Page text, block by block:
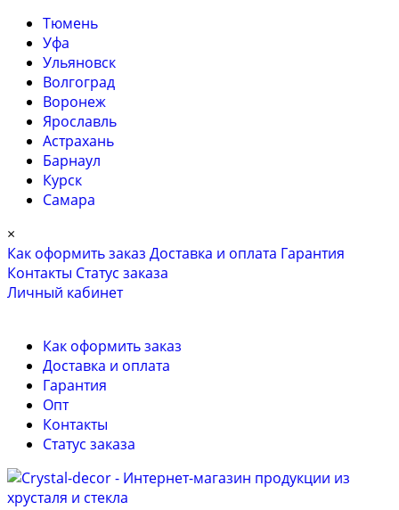
Тюмень
Уфа
Ульяновск
Волгоград
Воронеж
Ярославль
Астрахань
Барнаул
Курск
Самара
×
Как оформить заказ Доставка и оплата Гарантия
Контакты Cтатус заказа
Личный кабинет
Как оформить заказ
Доставка и оплата
Гарантия
Опт
Контакты
Cтатус заказа